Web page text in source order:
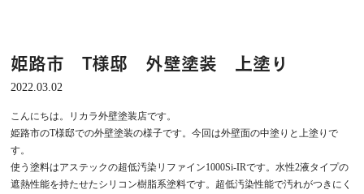
姫路市 T様邸 外壁塗装 上塗り
2022.03.02
こんにちは。リカラ外壁塗装店です。
姫路市のT様邸での外壁塗装の様子です。今回は外壁面の中塗りと上塗りで
す。
使う塗料はアステックの超低汚染リファイン1000Si-IRです。水性2液タイプの
遮熱性能を持たせたシリコン樹脂系塗料です。超低汚染性能で汚れがつきにく